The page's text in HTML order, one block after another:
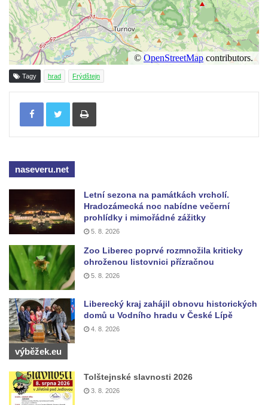
Tagy hrad Frýdštejn
Tisknout
naseveru.net
Letní sezona na památkách vrcholí.
Hradozámecká noc nabídne večerní
prohlídky i mimořádné zážitky
5. 8. 2026
Zoo Liberec poprvé rozmnožila kriticky
ohroženou listovnici přízračnou
5. 8. 2026
Liberecký kraj zahájil obnovu historických
domů u Vodního hradu v České Lípě
4. 8. 2026
výběžek.eu
Tolštejnské slavnosti 2026
3. 8. 2026